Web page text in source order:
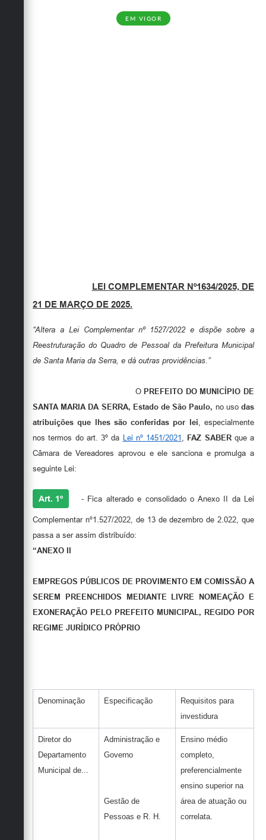
EM VIGOR
LEI COMPLEMENTAR Nº1634/2025, DE
21 DE MARÇO DE 2025.
“Altera a Lei Complementar nº 1527/2022 e dispõe sobre a
Reestruturação do Quadro de Pessoal da Prefeitura Municipal
de Santa Maria da Serra, e dá outras providências.”
O PREFEITO DO MUNICÍPIO DE
SANTA MARIA DA SERRA, Estado de São Paulo, no usodas
atribuições que lhes são conferidas por lei, especialmente
nos termos do art. 3º da Lei nº 1451/2021 , FAZ SABER que a
Câmara de Vereadores aprovou e ele sanciona e promulga a
seguinte Lei:
Art. 1º - Fica alterado e consolidado o Anexo II da Lei
Complementar nº1.527/2022, de 13 de dezembro de 2.022, que
passa a ser assim distribuído:
“ANEXO II
EMPREGOS PÚBLICOS DE PROVIMENTO EM COMISSÃO A
SEREM PREENCHIDOS MEDIANTE LIVRE NOMEAÇÃO E
EXONERAÇÃO PELO PREFEITO MUNICIPAL, REGIDO POR
REGIME JURÍDICO PRÓPRIO
Denominação Especificação
Requisitos para
investidura
Diretor do
Departamento
Municipal de...
Administração e
Governo
Gestão de
Pessoas e R. H.
Ensino médio
completo,
preferencialmente
ensino superior na
área de atuação ou
correlata.